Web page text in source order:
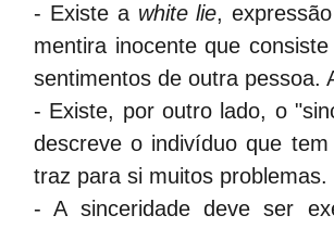
- Existe a white lie,
mentira inocente que
sentimentos de outra pessoa.
- Existe, por outro lado, o
descreve o indivíduo que
traz para si muitos problemas.
- A sinceridade deve ser